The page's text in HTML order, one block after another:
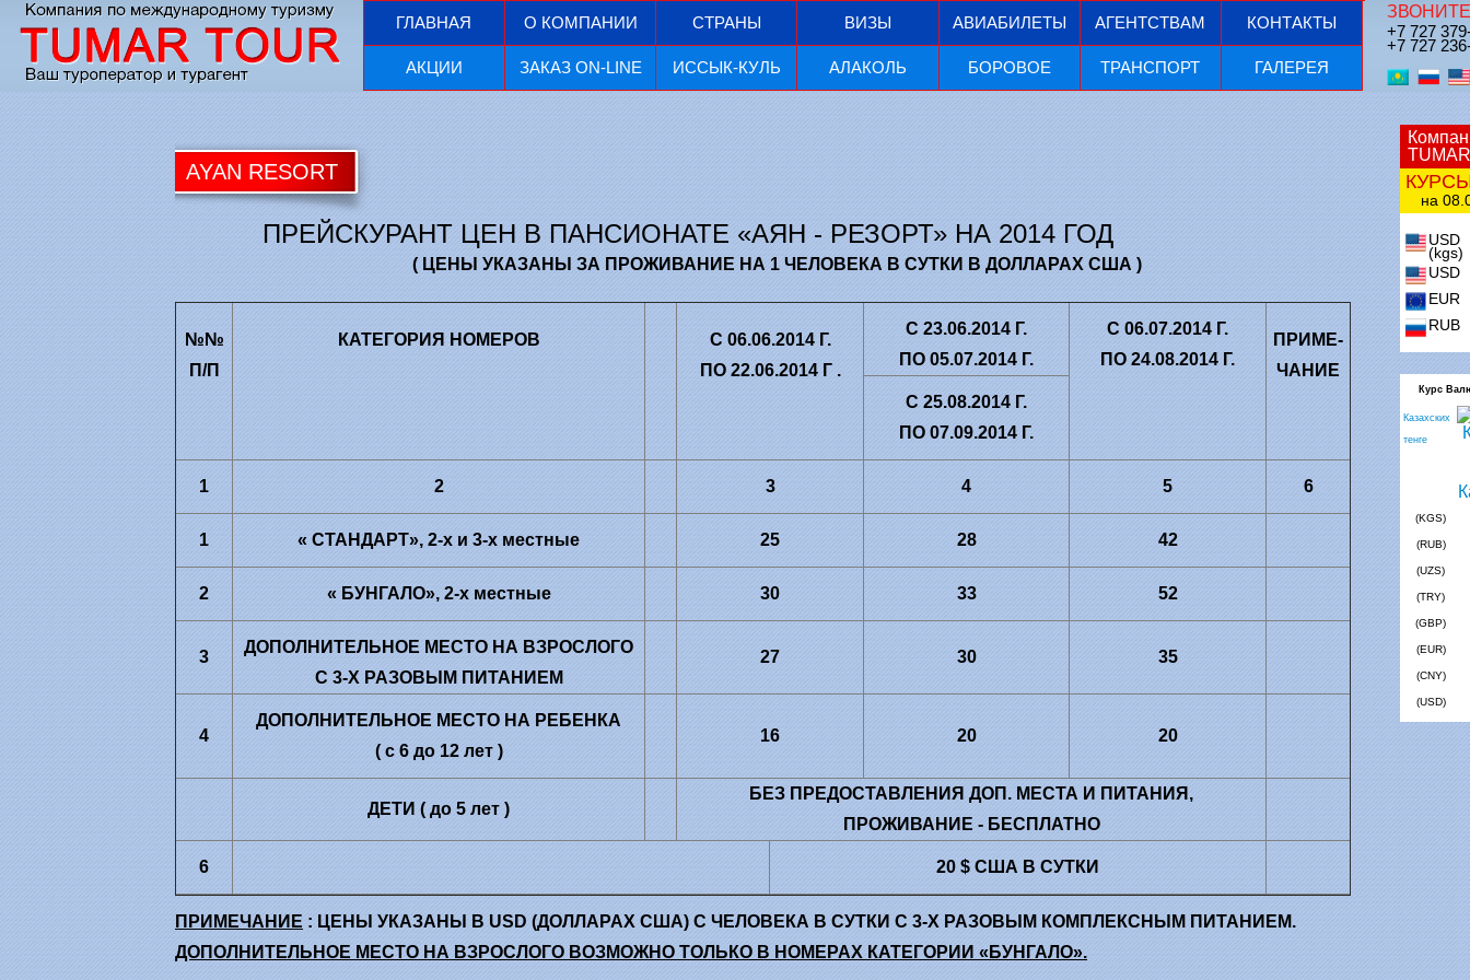
ГЛАВНАЯ О КОМПАНИИ СТРАНЫ ВИЗЫ АВИАБИЛЕТЫ АГЕНТСТВАМ КОНТАКТЫ
АКЦИИ ЗАКАЗ ON-LINE ИССЫК-КУЛЬ АЛАКОЛЬ БОРОВОЕ ТРАНСПОРТ ГАЛЕРЕЯ
+7 727
+7 727
AYAN RESORT
ПРЕЙСКУРАНТ ЦЕН В ПАНСИОНАТЕ «АЯН - РЕЗОРТ» НА 2014 ГОД
( ЦЕНЫ УКАЗАНЫ ЗА ПРОЖИВАНИЕ НА 1 ЧЕЛОВЕКА В СУТКИ В ДОЛЛАРАХ США )
№№
П/П
КАТЕГОРИЯ НОМЕРОВ С 06.06.2014 Г.
ПО 22.06.2014 Г .
С 23.06.2014 Г.
ПО 05.07.2014 Г.
С 06.07.2014 Г.
ПО 24.08.2014 Г.
ПРИМЕ-
ЧАНИЕ
С 25.08.2014 Г.
ПО 07.09.2014 Г.
1 2 3 4 5 6
1 « СТАНДАРТ», 2-х и 3-х местные 25 28 42
2 « БУНГАЛО», 2-х местные 30 33 52
3
ДОПОЛНИТЕЛЬНОЕ МЕСТО НА ВЗРОСЛОГО
С 3-Х РАЗОВЫМ ПИТАНИЕМ
27 30 35
4
ДОПОЛНИТЕЛЬНОЕ МЕСТО НА РЕБЕНКА
( с 6 до 12 лет )
16 20 20
ДЕТИ ( до 5 лет )
БЕЗ ПРЕДОСТАВЛЕНИЯ ДОП. МЕСТА И ПИТАНИЯ,
ПРОЖИВАНИЕ - БЕСПЛАТНО
6 20 $ США В СУТКИ
ПРИМЕЧАНИЕ : ЦЕНЫ УКАЗАНЫ В USD (ДОЛЛАРАХ США) С ЧЕЛОВЕКА В СУТКИ С 3-Х РАЗОВЫМ КОМПЛЕКСНЫМ ПИТАНИЕМ.
ДОПОЛНИТЕЛЬНОЕ МЕСТО НА ВЗРОСЛОГО ВОЗМОЖНО ТОЛЬКО В НОМЕРАХ КАТЕГОРИИ «БУНГАЛО».
на
USD
(kgs)
USD
EUR
RUB
Курс
Казахских
тенге
(KGS)
(RUB)
(UZS)
(TRY)
(GBP)
(EUR)
(CNY)
(USD)